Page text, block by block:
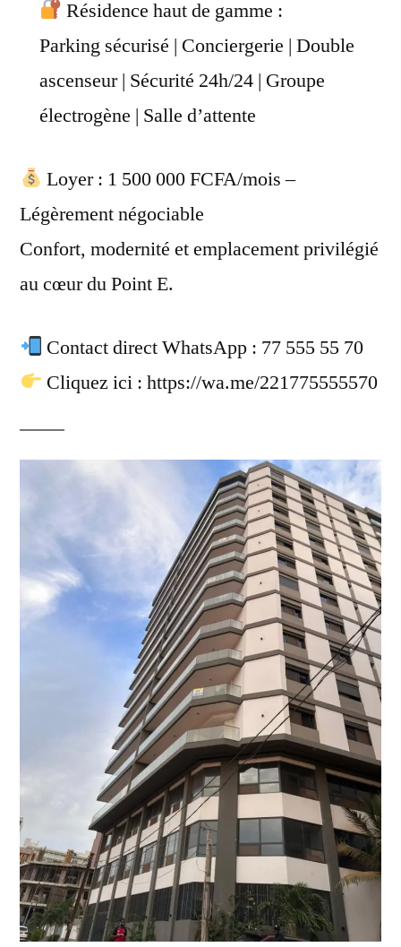
Résidence haut de gamme :
Parking sécurisé | Conciergerie | Double
ascenseur | Sécurité 24h/24 | Groupe
électrogène | Salle d’attente
Loyer : 1 500 000 FCFA/mois –
Légèrement négociable
Confort, modernité et emplacement privilégié
au cœur du Point E.
Contact direct WhatsApp : 77 555 55 70
Cliquez ici : https://wa.me/221775555570